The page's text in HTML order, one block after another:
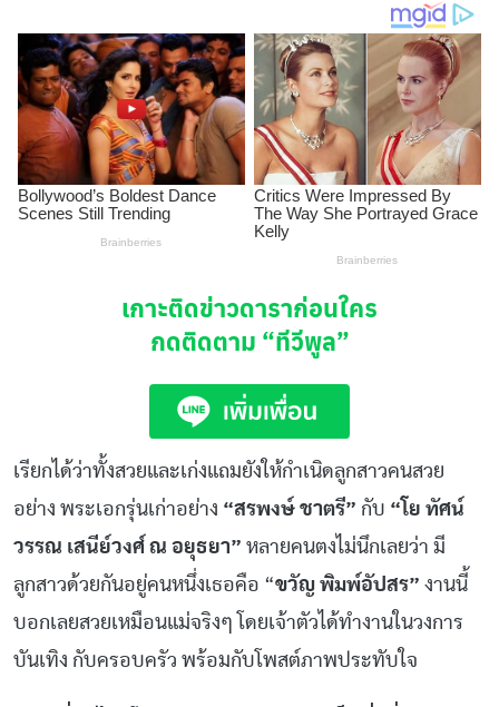
เกาะติดข่าวดาราก่อนใคร
กดติดตาม “ทีวีพูล”
เรียกได้ว่าทั้งสวยและเก่งแถมยังให้กำเนิดลูกสาวคนสวย
อย่าง พระเอกรุ่นเก่าอย่าง “สรพงษ์ ชาตรี” กับ “โย ทัศน์
วรรณ เสนีย์วงศ์ ณ อยุธยา” หลายคนตงไม่นึกเลยว่า มี
ลูกสาวด้วยกันอยู่คนหนึ่งเธอคือ “ขวัญ พิมพ์อัปสร” งานนี้
บอกเลยสวยเหมือนแม่จริงๆ โดยเจ้าตัวได้ทำงานในวงการ
บันเทิง กับครอบครัว พร้อมกับโพสต์ภาพประทับใจ